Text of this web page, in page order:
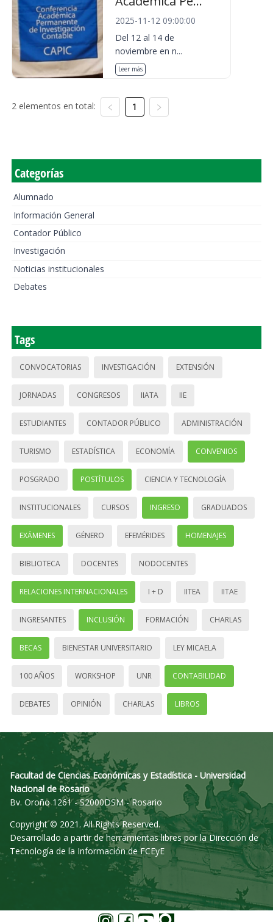
2025-11-12 09:00:00
Del 12 al 14 de
noviembre en n...
Leer más
2 elementos en total: 1
Categorías
Alumnado
Información General
Contador Público
Investigación
Noticias institucionales
Debates
Tags
CONVOCATORIAS INVESTIGACIÓN EXTENSIÓN
JORNADAS CONGRESOS IIATA IIE
ESTUDIANTES CONTADOR PÚBLICO ADMINISTRACIÓN
TURISMO ESTADÍSTICA ECONOMÍA CONVENIOS
POSGRADO POSTÍTULOS CIENCIA Y TECNOLOGÍA
INSTITUCIONALES CURSOS INGRESO GRADUADOS
EXÁMENES GÉNERO EFEMÉRIDES HOMENAJES
BIBLIOTECA DOCENTES NODOCENTES
RELACIONES INTERNACIONALES I + D IITEA IITAE
INGRESANTES INCLUSIÓN FORMACIÓN CHARLAS
BECAS BIENESTAR UNIVERSITARIO LEY MICAELA
100 AÑOS WORKSHOP UNR CONTABILIDAD
DEBATES OPINIÓN CHARLAS LIBROS
Facultad de Ciencias Económicas y Estadística - Universidad
Nacional de Rosario
Bv. Oroño 1261 - S2000DSM - Rosario
Copyright © 2021. All Rights Reserved.
Desarrollado a partir de herramientas libres por la Dirección de
Tecnología de la Información de FCEyE